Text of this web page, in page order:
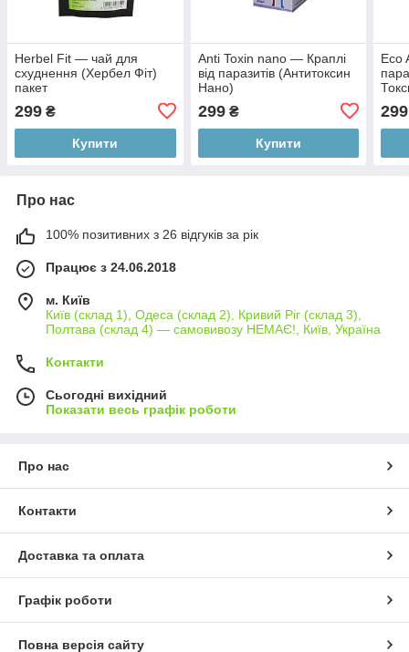
Herbel Fit — чай для
схуднення (Хербел Фіт)
пакет
299 ₴
Купити
Anti Toxin nano — Краплі
від паразитів (Антитоксин
Нано)
299₴
Купити
Eco
299
Про нас
100% позитивних з 26 відгуків за рік
Працює з 24.06.2018
м. Київ
Київ (склад 1), Одеса (склад 2), Кривий Ріг (склад 3),
Полтава (склад 4) — самовивозу НЕМАЄ!, Київ, Україна
Контакти
Сьогодні вихідний
Показати весь графік роботи
Про нас
Контакти
Доставка та оплата
Графік роботи
Повна версія сайту